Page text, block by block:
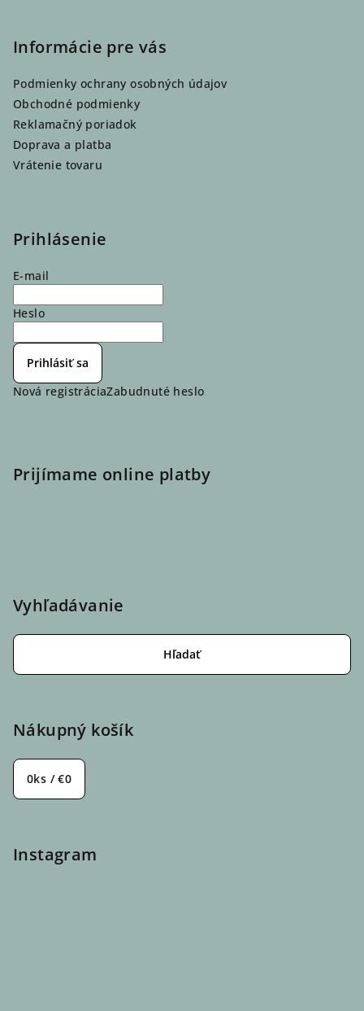
Informácie pre vás
Podmienky ochrany osobných údajov
Obchodné podmienky
Reklamačný poriadok
Doprava a platba
Vrátenie tovaru
Prihlásenie
E-mail
Heslo
Prihlásiť sa
Nová registráciaZabudnuté heslo
Prijímame online platby
Vyhľadávanie
Hľadať
Nákupný košík
0ks /€0
Instagram